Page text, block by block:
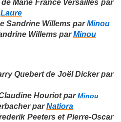
Marie France Versailles par
Laure
Sandrine Willems parMinou
Willems parMinou
Quebert de Joël Dicker par
Houriot parMinou
parNatiora
Peeters et Pierre-Oscar